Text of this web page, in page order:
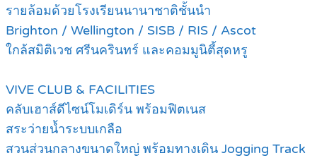
รายล้อมด้วยโรงเรียนนานาชาติชั้นนำ
Brighton / Wellington / SISB / RIS / Ascot
ใกล้สมิติเวช ศรีนครินทร์ และคอมมูนิตี้สุดหรู
VIVE CLUB & FACILITIES
คลับเฮาส์ดีไซน์โมเดิร์น พร้อมฟิตเนส
สระว่ายน้ำระบบเกลือ
สวนส่วนกลางขนาดใหญ่ พร้อมทางเดิน Jogging Track